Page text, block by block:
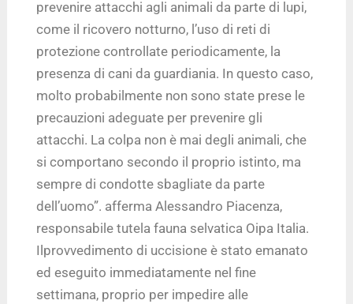
prevenire attacchi agli animali da parte di lupi,
come il ricovero notturno, l’uso di reti di
protezione controllate periodicamente, la
presenza di cani da guardiania. In questo caso,
molto probabilmente non sono state prese le
precauzioni adeguate per prevenire gli
attacchi. La colpa non è mai degli animali, che
si comportano secondo il proprio istinto, ma
sempre di condotte sbagliate da parte
dell’uomo”. afferma Alessandro Piacenza,
responsabile tutela fauna selvatica Oipa Italia.
Ilprovvedimento di uccisione è stato emanato
ed eseguito immediatamente nel fine
settimana, proprio per impedire alle